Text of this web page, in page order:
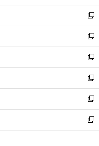
開
く
ウ
で
開
く
ン
ド
ウ
で
開
く
新
し
い
ウ
ィ
ン
ド
ウ
で
開
く
新
し
い
ウ
ィ
ン
ド
ウ
で
開
新
し
い
ウ
ィ
ン
ド
ウ
新
し
い
ウ
ィ
ン
新
し
い
ウ
新
し